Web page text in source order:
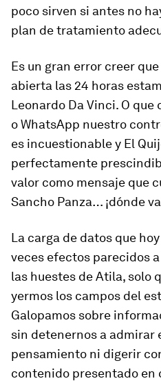
poco sirven si antes no
plan de tratamiento
Es un gran error creer
abierta las 24 horas
Leonardo Da Vinci. O
o WhatsApp nuestro
es incuestionable y El
perfectamente
valor como mensaje que
Sancho Panza… ¡dónde
La carga de datos que
veces efectos parecidos
las huestes de Atila, solo
yermos los campos del
Galopamos sobre
sin detenernos a admirar
pensamiento ni digerir
contenido presentado en